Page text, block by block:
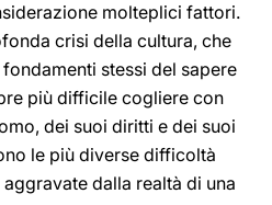
molteplici fattori.
crisi della cultura, che
stessi del sapere
più difficile cogliere con
dei suoi diritti e dei suoi
le più diverse difficoltà
dalla realtà di una